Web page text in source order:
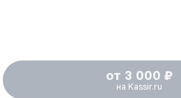
от 3 000 ₽
на Kassir.ru